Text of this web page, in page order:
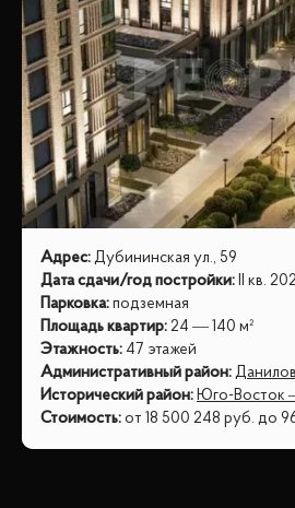
Адрес: Дубининская ул., 59
Дата сдачи/год постройки: II кв.
Парковка: подземная
Площадь квартир: 24 — 140 м²
Этажность: 47 этажей
Административный район:
Исторический район: Юго-Восток
Стоимость: от 18 500 248 руб. до